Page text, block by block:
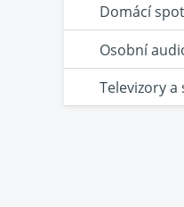
Domácí
Osobní
Televizory